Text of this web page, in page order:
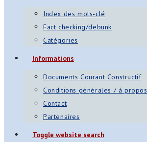
Index des mots-clé
Fact checking/debunk
Catégories
Informations
Documents Courant Constructif
Conditions générales / à propos
Contact
Partenaires
Toggle website search